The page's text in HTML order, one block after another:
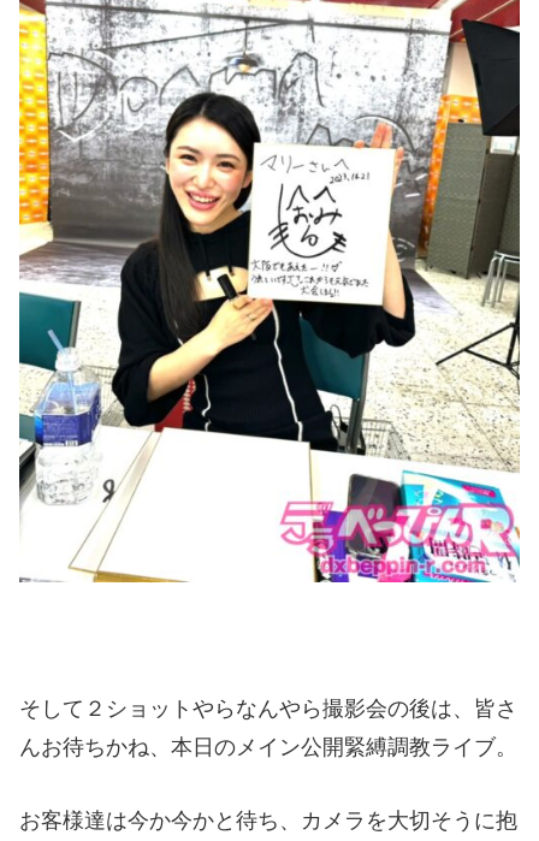
そして２ショットやらなんやら撮影会の後は、皆さ
んお待ちかね、本日のメイン公開緊縛調教ライブ。
お客様達は今か今かと待ち、カメラを大切そうに抱